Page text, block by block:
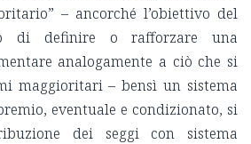
– ancorché l’obiettivo del
di definire o rafforzare una
analogamente a ciò che si
maggioritari – bensì un sistema
eventuale e condizionato, si
dei seggi con sistema